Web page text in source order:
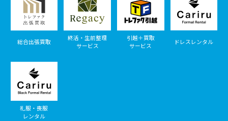
総合出張買取
終活・生前整理
サービス
引越＋買取
サービス
ドレスレンタル
礼服・喪服
レンタル